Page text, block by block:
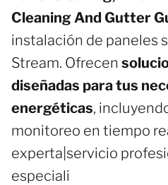
Cleaning And Gutter
instalación de paneles
Stream. Ofrecen
diseñadas para tus
energéticas,
monitoreo en tiempo
experta|servicio
especiali